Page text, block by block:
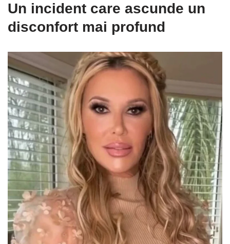
Un incident care ascunde un
disconfort mai profund